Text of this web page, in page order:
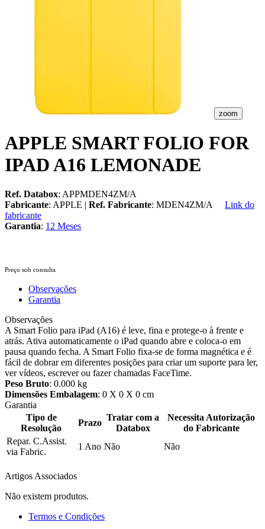
zoom
APPLE SMART FOLIO FOR
IPAD A16 LEMONADE
Ref. Databox: APPMDEN4ZM/A
Fabricante: APPLE | Ref. Fabricante: MDEN4ZM/A
Link do
fabricante
Garantia: 12 Meses
Preço sob consulta
Observações
Garantia
Observações
A Smart Folio para iPad (A16) é leve, fina e protege-o à frente e
atrás. Ativa automaticamente o iPad quando abre e coloca-o em
pausa quando fecha. A Smart Folio fixa-se de forma magnética e é
fácil de dobrar em diferentes posições para criar um suporte para ler,
ver vídeos, escrever ou fazer chamadas FaceTime.
Peso Bruto: 0.000 kg
Dimensões Embalagem: 0 X 0 X 0 cm
Garantia
Tipo de
Resolução
Prazo
Tratar com a
Databox
Necessita Autorização
do Fabricante
Repar. C.Assist.
via Fabric.
1 Ano Não Não
Artigos Associados
Não existem produtos.
Termos e Condições